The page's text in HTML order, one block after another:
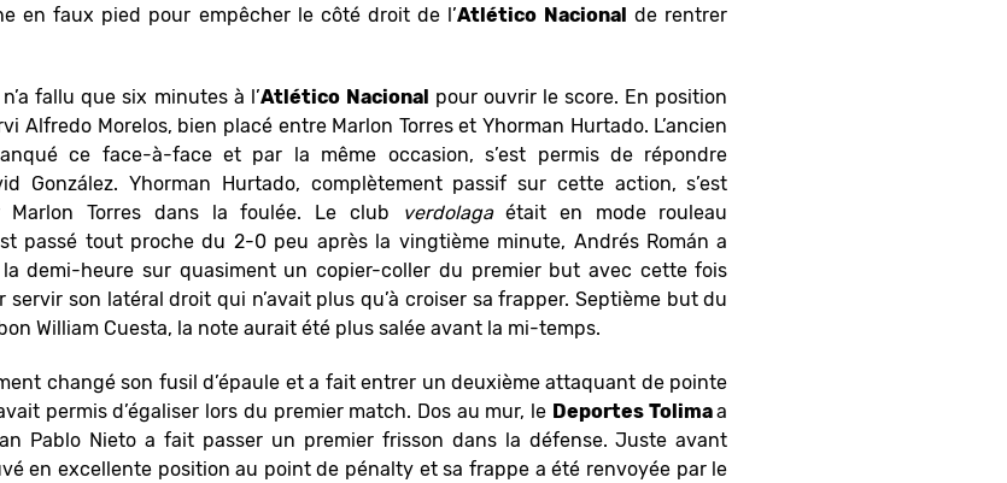
en faux pied pour empêcher le côté droit de l’Atlético Nacional de rentrer
fallu que six minutes à l’Atlético Nacional pour ouvrir le score. En position
Alfredo Morelos, bien placé entre Marlon Torres et Yhorman Hurtado. L’ancien
ce face-à-face et par la même occasion, s’est permis de répondre
González. Yhorman Hurtado, complètement passif sur cette action, s’est
Marlon Torres dans la foulée. Le club
verdolagaétait en mode rouleau
passé tout proche du 2-0 peu après la vingtième minute, Andrés Román a
demi-heure sur quasiment un copier-coller du premier but avec cette fois
son latéral droit qui n’avait plus qu’à croiser sa frapper. Septième but du
William Cuesta, la note aurait été plus salée avant la mi-temps.
changé son fusil d’épaule et a fait entrer un deuxième attaquant de pointe
permis d’égaliser lors du premier match. Dos au mur, le Deportes Tolimaa
Pablo Nieto a fait passer un premier frisson dans la défense. Juste avant
en excellente position au point de pénalty et sa frappe a été renvoyée par le